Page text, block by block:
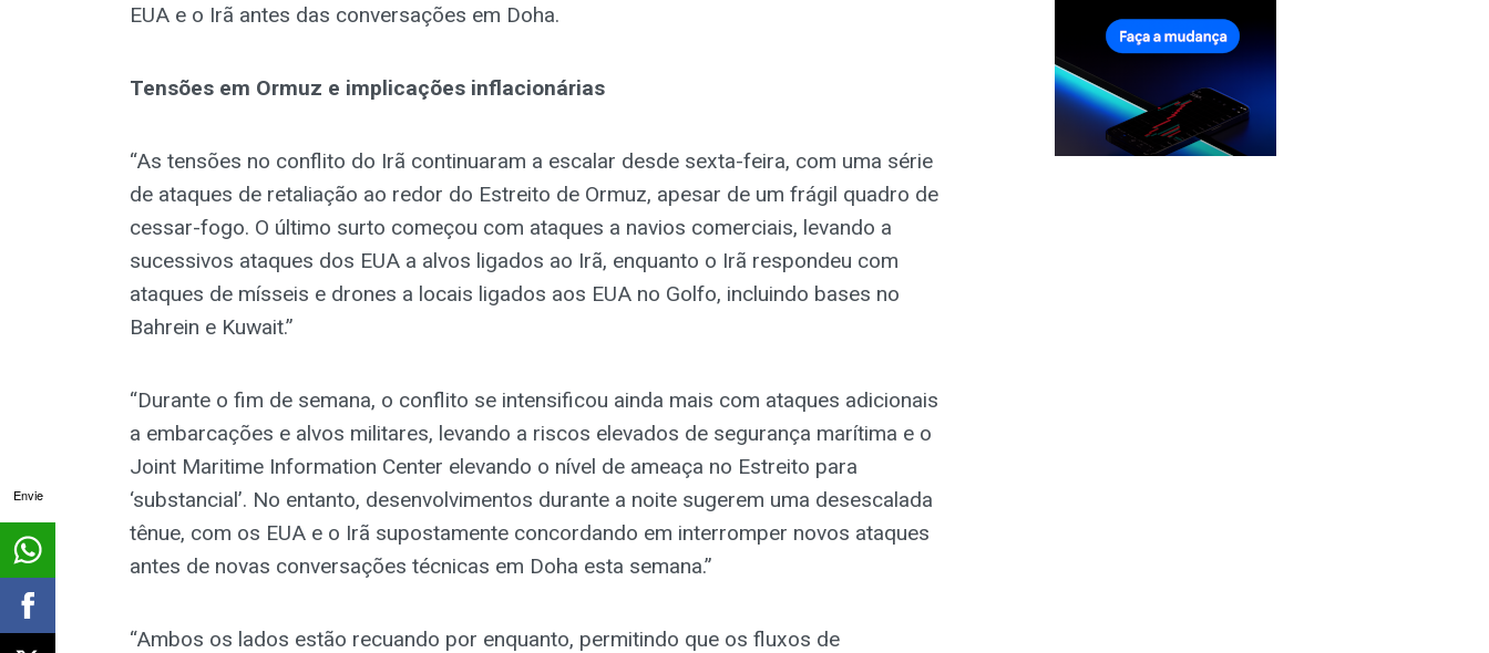
EUA e o Irã antes das conversações em Doha.
Tensões em Ormuz e implicações inflacionárias
“As tensões no conflito do Irã continuaram a escalar desde sexta-feira, com uma série
de ataques de retaliação ao redor do Estreito de Ormuz, apesar de um frágil quadro de
cessar-fogo. O último surto começou com ataques a navios comerciais, levando a
sucessivos ataques dos EUA a alvos ligados ao Irã, enquanto o Irã respondeu com
ataques de mísseis e drones a locais ligados aos EUA no Golfo, incluindo bases no
Bahrein e Kuwait.”
“Durante o fim de semana, o conflito se intensificou ainda mais com ataques adicionais
a embarcações e alvos militares, levando a riscos elevados de segurança marítima e o
Joint Maritime Information Center elevando o nível de ameaça no Estreito para
‘substancial’. No entanto, desenvolvimentos durante a noite sugerem uma desescalada
tênue, com os EUA e o Irã supostamente concordando em interromper novos ataques
antes de novas conversações técnicas em Doha esta semana.”
“Ambos os lados estão recuando por enquanto, permitindo que os fluxos de
Envie